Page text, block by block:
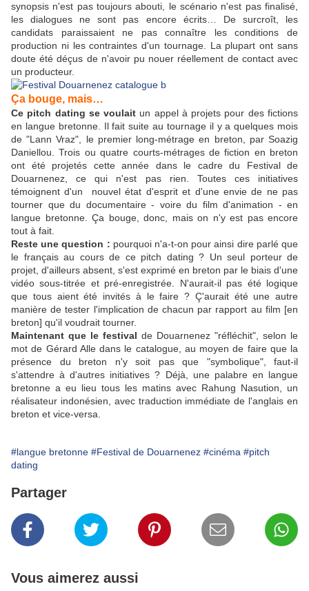
synopsis n'est pas toujours abouti, le scénario n'est pas finalisé,
les dialogues ne sont pas encore écrits… De surcroît, les
candidats paraissaient ne pas connaître les conditions de
production ni les contraintes d'un tournage. La plupart ont sans
doute été déçus de n'avoir pu nouer réellement de contact avec
un producteur.
Ça bouge, mais…
Ce pitch dating se voulait un appel à projets pour des fictions
en langue bretonne. Il fait suite au tournage il y a quelques mois
de "Lann Vraz", le premier long-métrage en breton, par Soazig
Daniellou. Trois ou quatre courts-métrages de fiction en breton
ont été projetés cette année dans le cadre du Festival de
Douarnenez, ce qui n'est pas rien. Toutes ces initiatives
témoignent d'un nouvel état d'esprit et d'une envie de ne pas
tourner que du documentaire - voire du film d'animation - en
langue bretonne. Ça bouge, donc, mais on n'y est pas encore
tout à fait.
Reste une question : pourquoi n'a-t-on pour ainsi dire parlé que
le français au cours de ce pitch dating ? Un seul porteur de
projet, d'ailleurs absent, s'est exprimé en breton par le biais d'une
vidéo sous-titrée et pré-enregistrée. N'aurait-il pas été logique
que tous aient été invités à le faire ? Ç'aurait été une autre
manière de tester l'implication de chacun par rapport au film [en
breton] qu'il voudrait tourner.
Maintenant que le festival de Douarnenez "réfléchit", selon le
mot de Gérard Alle dans le catalogue, au moyen de faire que la
présence du breton n'y soit pas que "symbolique", faut-il
s'attendre à d'autres initiatives ? Déjà, une palabre en langue
bretonne a eu lieu tous les matins avec Rahung Nasution, un
réalisateur indonésien, avec traduction immédiate de l'anglais en
breton et vice-versa.
#langue bretonne #Festival de Douarnenez #cinéma #pitch
dating
Partager
Vous aimerez aussi